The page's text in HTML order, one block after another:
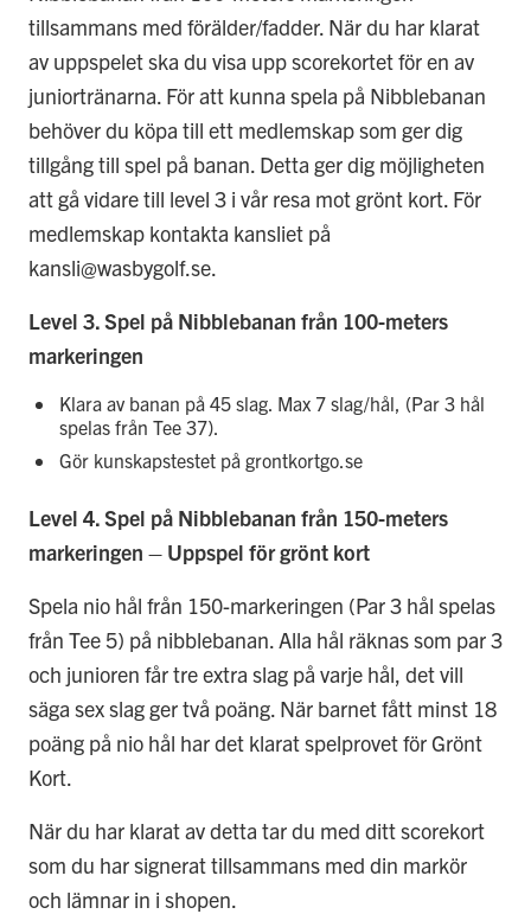
tillsammans med förälder/fadder. När du har klarat
av uppspelet ska du visa upp scorekortet för en av
juniortränarna. För att kunna spela på Nibblebanan
behöver du köpa till ett medlemskap som ger dig
tillgång till spel på banan. Detta ger dig möjligheten
att gå vidare till level 3 i vår resa mot grönt kort. För
medlemskap kontakta kansliet på
kansli@wasbygolf.se.
Level 3. Spel på Nibblebanan från 100-meters
markeringen
Klara av banan på 45 slag. Max 7 slag/hål, (Par 3 hål
spelas från Tee 37).
Gör kunskapstestet på grontkortgo.se
Level 4. Spel på Nibblebanan från 150-meters
markeringen – Uppspel för grönt kort
Spela nio hål från 150-markeringen (Par 3 hål spelas
från Tee 5) på nibblebanan. Alla hål räknas som par 3
och junioren får tre extra slag på varje hål, det vill
säga sex slag ger två poäng. När barnet fått minst 18
poäng på nio hål har det klarat spelprovet för Grönt
Kort.
När du har klarat av detta tar du med ditt scorekort
som du har signerat tillsammans med din markör
och lämnar in i shopen.